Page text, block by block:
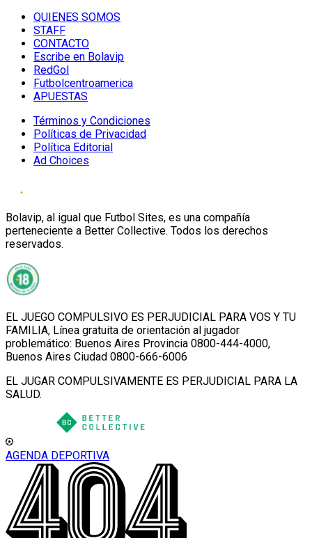
QUIENES SOMOS
STAFF
CONTACTO
Escribe en Bolavip
RedGol
Futbolcentroamerica
APUESTAS
Términos y Condiciones
Políticas de Privacidad
Política Editorial
Ad Choices
Bolavip, al igual que Futbol Sites, es una compañía
perteneciente a Better Collective. Todos los derechos
reservados.
EL JUEGO COMPULSIVO ES PERJUDICIAL PARA VOS Y TU
FAMILIA, Línea gratuita de orientación al jugador
problemático: Buenos Aires Provincia 0800-444-4000,
Buenos Aires Ciudad 0800-666-6006
EL JUGAR COMPULSIVAMENTE ES PERJUDICIAL PARA LA
SALUD.
AGENDA DEPORTIVA